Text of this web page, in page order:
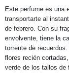
Este perfume es una
transportarte al
de febrero. Con su
envolvente, tiene la
torrente de
flores recién
verde de los tallos de